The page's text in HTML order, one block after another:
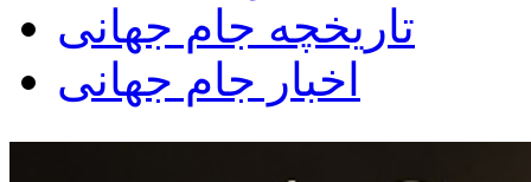
تاریخچه جام جهانی
اخبار جام جهانی